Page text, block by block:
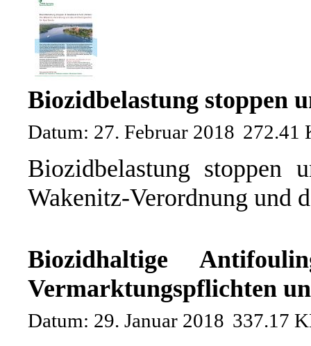
Biozidbelastung stoppen
Datum: 27. Februar 2018 272.41
Biozidbelastung stoppen
Wakenitz-Verordnung und
Biozidhaltige
Vermarktungspflichten
Datum: 29. Januar 2018 337.17